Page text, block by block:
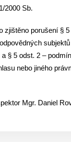
2000 Sb.
zjištěno porušení §
§ 5 odst. 2 –
nebo jiného
Mgr. Daniel